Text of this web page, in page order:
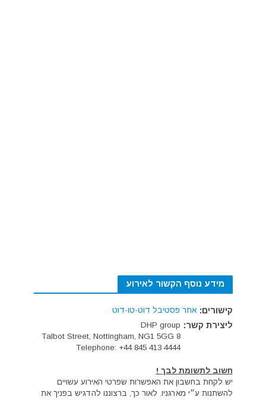
מידע נוסף הקשור לאירוע
קישורים: אתר פסטיבל דוט-טו-דוט
ליצירת קשר: DHP group
8 Talbot Street, Nottingham, NG1 5GG
Telephone: +44 845 413 4444
חשוב לתשומת לבך !
יש לקחת בחשבון את האפשרות שפרטי האירוע עשויים
להשתנות ע״י מארגניו. לאור כך, ברצוננו להדגיש בפניך את